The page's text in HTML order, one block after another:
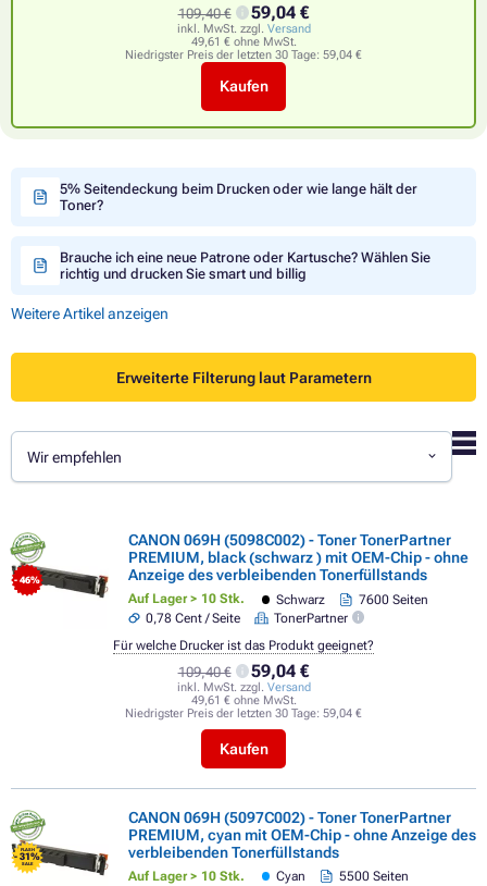
109,40 € 59,04 €
inkl. MwSt. zzgl. Versand
49,61 € ohne MwSt.
Niedrigster Preis der letzten 30 Tage: 59,04 €
Kaufen
5% Seitendeckung beim Drucken oder wie lange hält der
Toner?
Brauche ich eine neue Patrone oder Kartusche? Wählen Sie
richtig und drucken Sie smart und billig
Weitere Artikel anzeigen
Erweiterte Filterung laut Parametern
Wir empfehlen
- 46%
CANON 069H (5098C002) - Toner TonerPartner
PREMIUM, black (schwarz ) mit OEM-Chip - ohne
Anzeige des verbleibenden Tonerfüllstands
Auf Lager > 10 Stk. Schwarz
7600 Seiten
0,78 Cent / Seite
TonerPartner
109,40 € 59,04 €
inkl. MwSt. zzgl. Versand
49,61 € ohne MwSt.
Niedrigster Preis der letzten 30 Tage: 59,04 €
Kaufen
Für welche Drucker ist das Produkt geeignet?
FLASH
- 31%
SALE
CANON 069H (5097C002) - Toner TonerPartner
PREMIUM, cyan mit OEM-Chip - ohne Anzeige des
verbleibenden Tonerfüllstands
Auf Lager > 10 Stk. Cyan
5500 Seiten